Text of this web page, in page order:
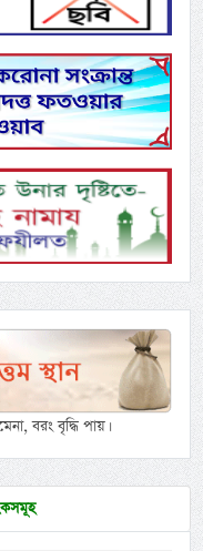
বরং বৃদ্ধি পায়।